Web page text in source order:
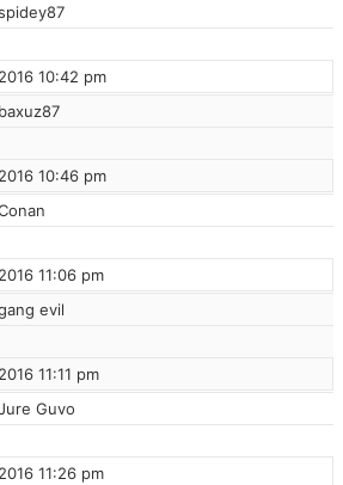
10:42 pm
baxuz87
10:46 pm
11:06 pm
evil
11:11 pm
Guvo
11:26 pm